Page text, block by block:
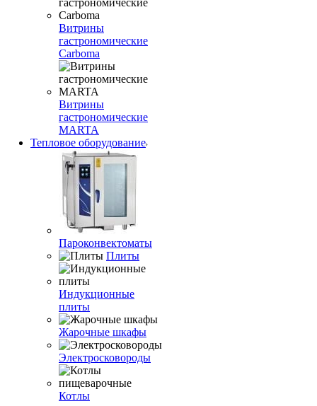
Витрины
гастрономические
Carboma
Витрины
гастрономические
MARTA
Тепловое оборудование
Пароконвектоматы
Плиты
Индукционные
плиты
Жарочные шкафы
Электросковороды
Котлы